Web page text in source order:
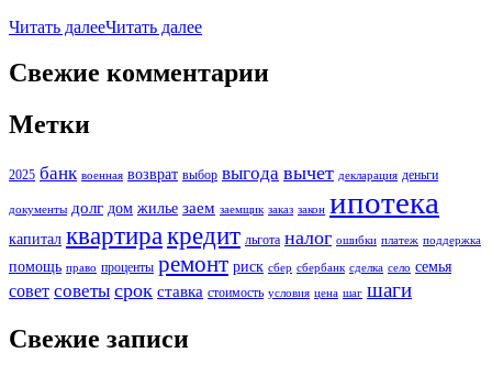
Читать далееЧитать далее
Свежие комментарии
Метки
2025 банк военная возврат выбор выгода вычет декларация деньги
документы долг дом жилье заем заемщик заказ закон ипотека
капитал квартиракредит льгота налог ошибки платеж поддержка
помощь право проценты ремонт риск сбер сбербанк сделка село семья
совет советы срок ставка стоимость условия цена шаг шаги
Свежие записи